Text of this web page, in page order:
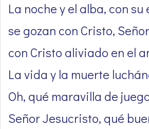
La noche y el alba, con su
se gozan con Cristo,
con Cristo aliviado en el
La vida y la muerte
Oh, qué maravilla de
Señor Jesucristo, qué